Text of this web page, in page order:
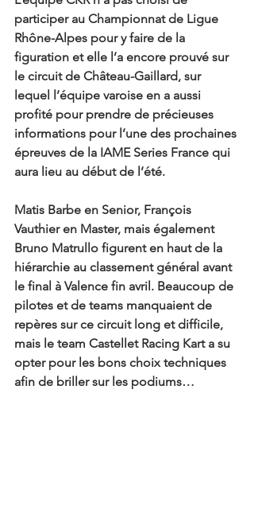
participer au Championnat de Ligue
Rhône-Alpes pour y faire de la
figuration et elle l’a encore prouvé sur
le circuit de Château-Gaillard, sur
lequel l’équipe varoise en a aussi
profité pour prendre de précieuses
informations pour l’une des prochaines
épreuves de la IAME Series France qui
aura lieu au début de l’été.
Matis Barbe en Senior, François
Vauthier en Master, mais également
Bruno Matrullo figurent en haut de la
hiérarchie au classement général avant
le final à Valence fin avril. Beaucoup de
pilotes et de teams manquaient de
repères sur ce circuit long et difficile,
mais le team Castellet Racing Kart a su
opter pour les bons choix techniques
afin de briller sur les podiums…